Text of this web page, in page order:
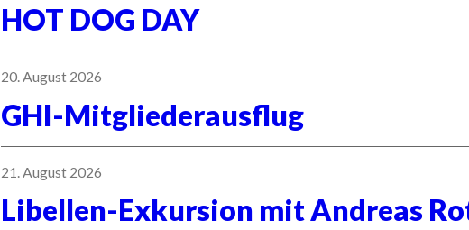
HOT DOG DAY
GHI-Mitgliederausflug
20. August 2026
Libellen-Exkursion mit Andreas
21. August 2026